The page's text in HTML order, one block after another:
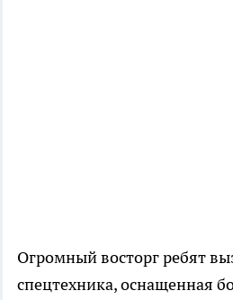
Огромный восторг ребят
спецтехника, оснащенная